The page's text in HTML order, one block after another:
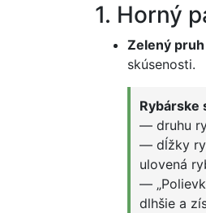
1. Horný
Zelený
skúsenosti.
Rybárske
— druhu
— dĺžky
ulovená
—
dlhšie a